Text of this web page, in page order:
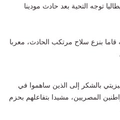
توجه التحية بعد حادث مودينا
بنزع سلاح مرتكب الحادث، معربا
بالشكر إلى الذين ساهموا في
المصريين، مشيدا بتفاعلهم بحزم